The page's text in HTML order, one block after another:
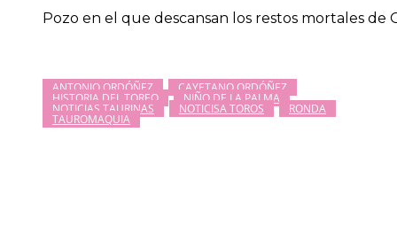
Pozo en el que descansan los restos mortales de
ANTONIO ORDÓÑEZ CAYETANO ORDÓÑEZ
HISTORIA DEL TOREO NIÑO DE LA PALMA
NOTICIAS TAURINAS NOTICISA TOROS RONDA
TAUROMAQUIA